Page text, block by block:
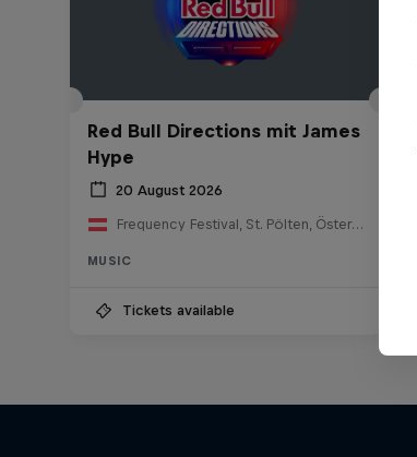
Red Bull Directions mit James
Hype
20 August 2026
Frequency Festival, St. Pölten, Österreich
MUSIC
Tickets available